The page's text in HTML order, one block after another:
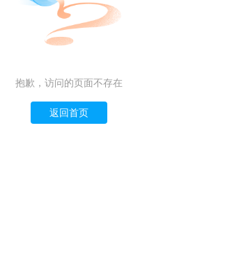
抱歉，访问的页面不存在
返回首页